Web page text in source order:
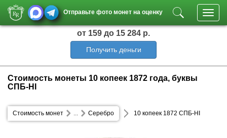
Отправьте фото монет на оценку
от 159 до 15 284 р.
Получить деньги
Стоимость монеты 10 копеек 1872 года, буквы
СПБ-HI
Стоимость монет Серебро
... 10 копеек 1872 СПБ-HI